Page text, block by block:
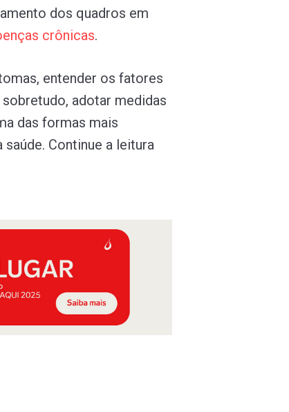
dos quadros em
crônicas.
entender os fatores
adotar medidas
das formas mais
Continue a leitura